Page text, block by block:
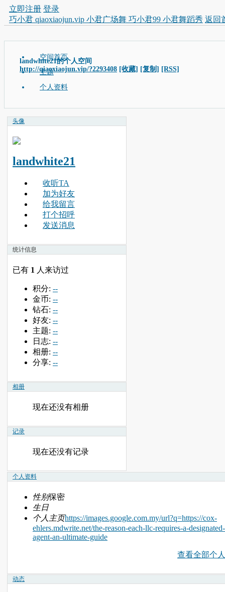
立即注册 登录
巧小君 qiaoxiaojun.vip 小君广场舞 巧小君99 小君舞蹈秀 返回
landwhite21的个人空间
http://qiaoxiaojun.vip/?2293408 [收藏] [复制] [RSS]
空间首页
主题
个人资料
头像
landwhite21
收听TA
加为好友
给我留言
打个招呼
发送消息
统计信息
已有 1 人来访过
积分: --
金币: --
钻石: --
好友: --
主题: --
日志: --
相册: --
分享: --
相册
现在还没有相册
记录
现在还没有记录
个人资料
性别保密
生日
个人主页https://images.google.com.my/url?q=https://cox-
ehlers.mdwrite.net/the-reason-each-llc-requires-a-designated-
agent-an-ultimate-guide
查看全部个
动态